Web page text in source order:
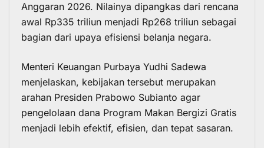
Anggaran 2026. Nilainya dipangkas dari rencana
awal Rp335 triliun menjadi Rp268 triliun sebagai
bagian dari upaya efisiensi belanja negara.
Menteri Keuangan Purbaya Yudhi Sadewa
menjelaskan, kebijakan tersebut merupakan
arahan Presiden Prabowo Subianto agar
pengelolaan dana Program Makan Bergizi Gratis
menjadi lebih efektif, efisien, dan tepat sasaran.